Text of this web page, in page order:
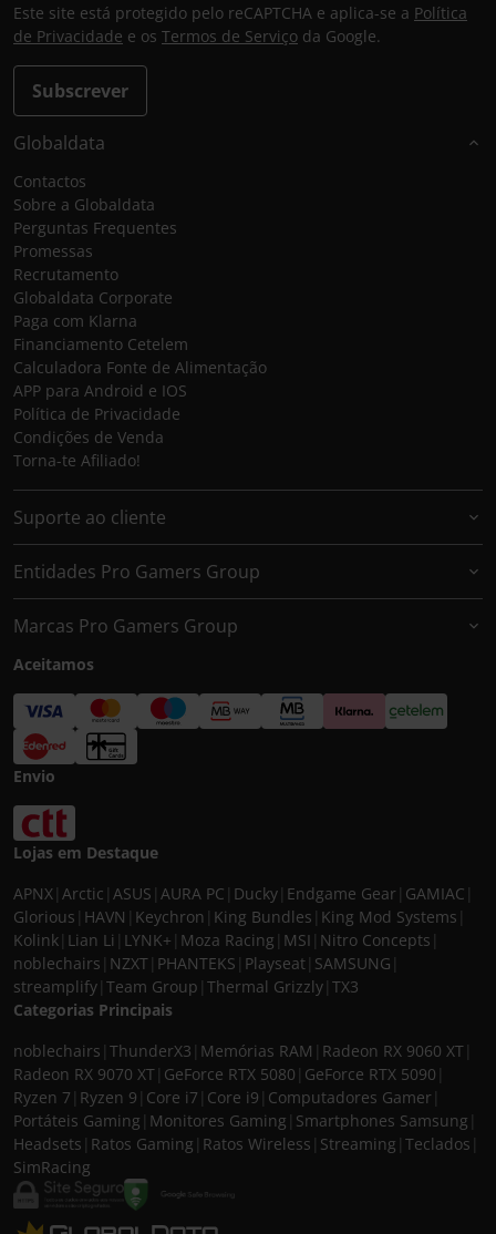
Subscrever
Este site está protegido pelo reCAPTCHA e aplica-se a Política
de Privacidade e os Termos de Serviço da Google.
Globaldata
Contactos
Sobre a Globaldata
Perguntas Frequentes
Promessas
Recrutamento
Globaldata Corporate
Paga com Klarna
Financiamento Cetelem
Calculadora Fonte de Alimentação
APP para Android e IOS
Política de Privacidade
Condições de Venda
Torna-te Afiliado!
Suporte ao cliente
Entidades Pro Gamers Group
Marcas Pro Gamers Group
Aceitamos
Envio
Lojas em Destaque
APNX Arctic ASUS AURA PC Ducky Endgame Gear GAMIAC
Glorious HAVN Keychron King Bundles King Mod Systems
Kolink Lian Li LYNK+ Moza Racing MSI Nitro Concepts
noblechairs NZXT PHANTEKS Playseat SAMSUNG
streamplify Team Group Thermal Grizzly TX3
Categorias Principais
noblechairs ThunderX3 Memórias RAM Radeon RX 9060 XT
Radeon RX 9070 XT GeForce RTX 5080 GeForce RTX 5090
Ryzen 7 Ryzen 9 Core i7 Core i9 Computadores Gamer
Portáteis Gaming Monitores Gaming Smartphones Samsung
Headsets Ratos Gaming Ratos Wireless Streaming Teclados
SimRacing